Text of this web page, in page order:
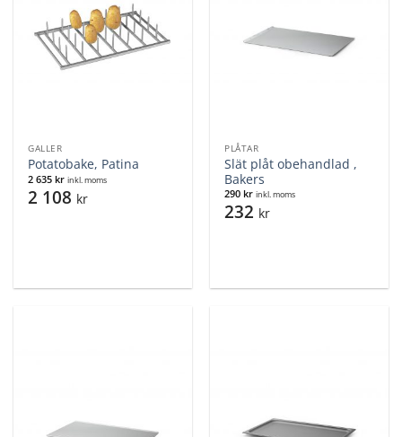
GALLER
Potatobake, Patina
2 635 kr inkl. moms
2 108 kr
PLÅTAR
Slät plåt obehandlad ,
Bakers
290 kr inkl. moms
232 kr